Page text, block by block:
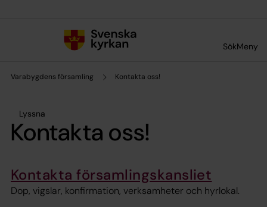
SökMeny
Varabygdens församling Kontakta oss!
Lyssna
Kontakta oss!
Kontakta församlingskansliet
Dop, vigslar, konfirmation, verksamheter och hyrlokal.